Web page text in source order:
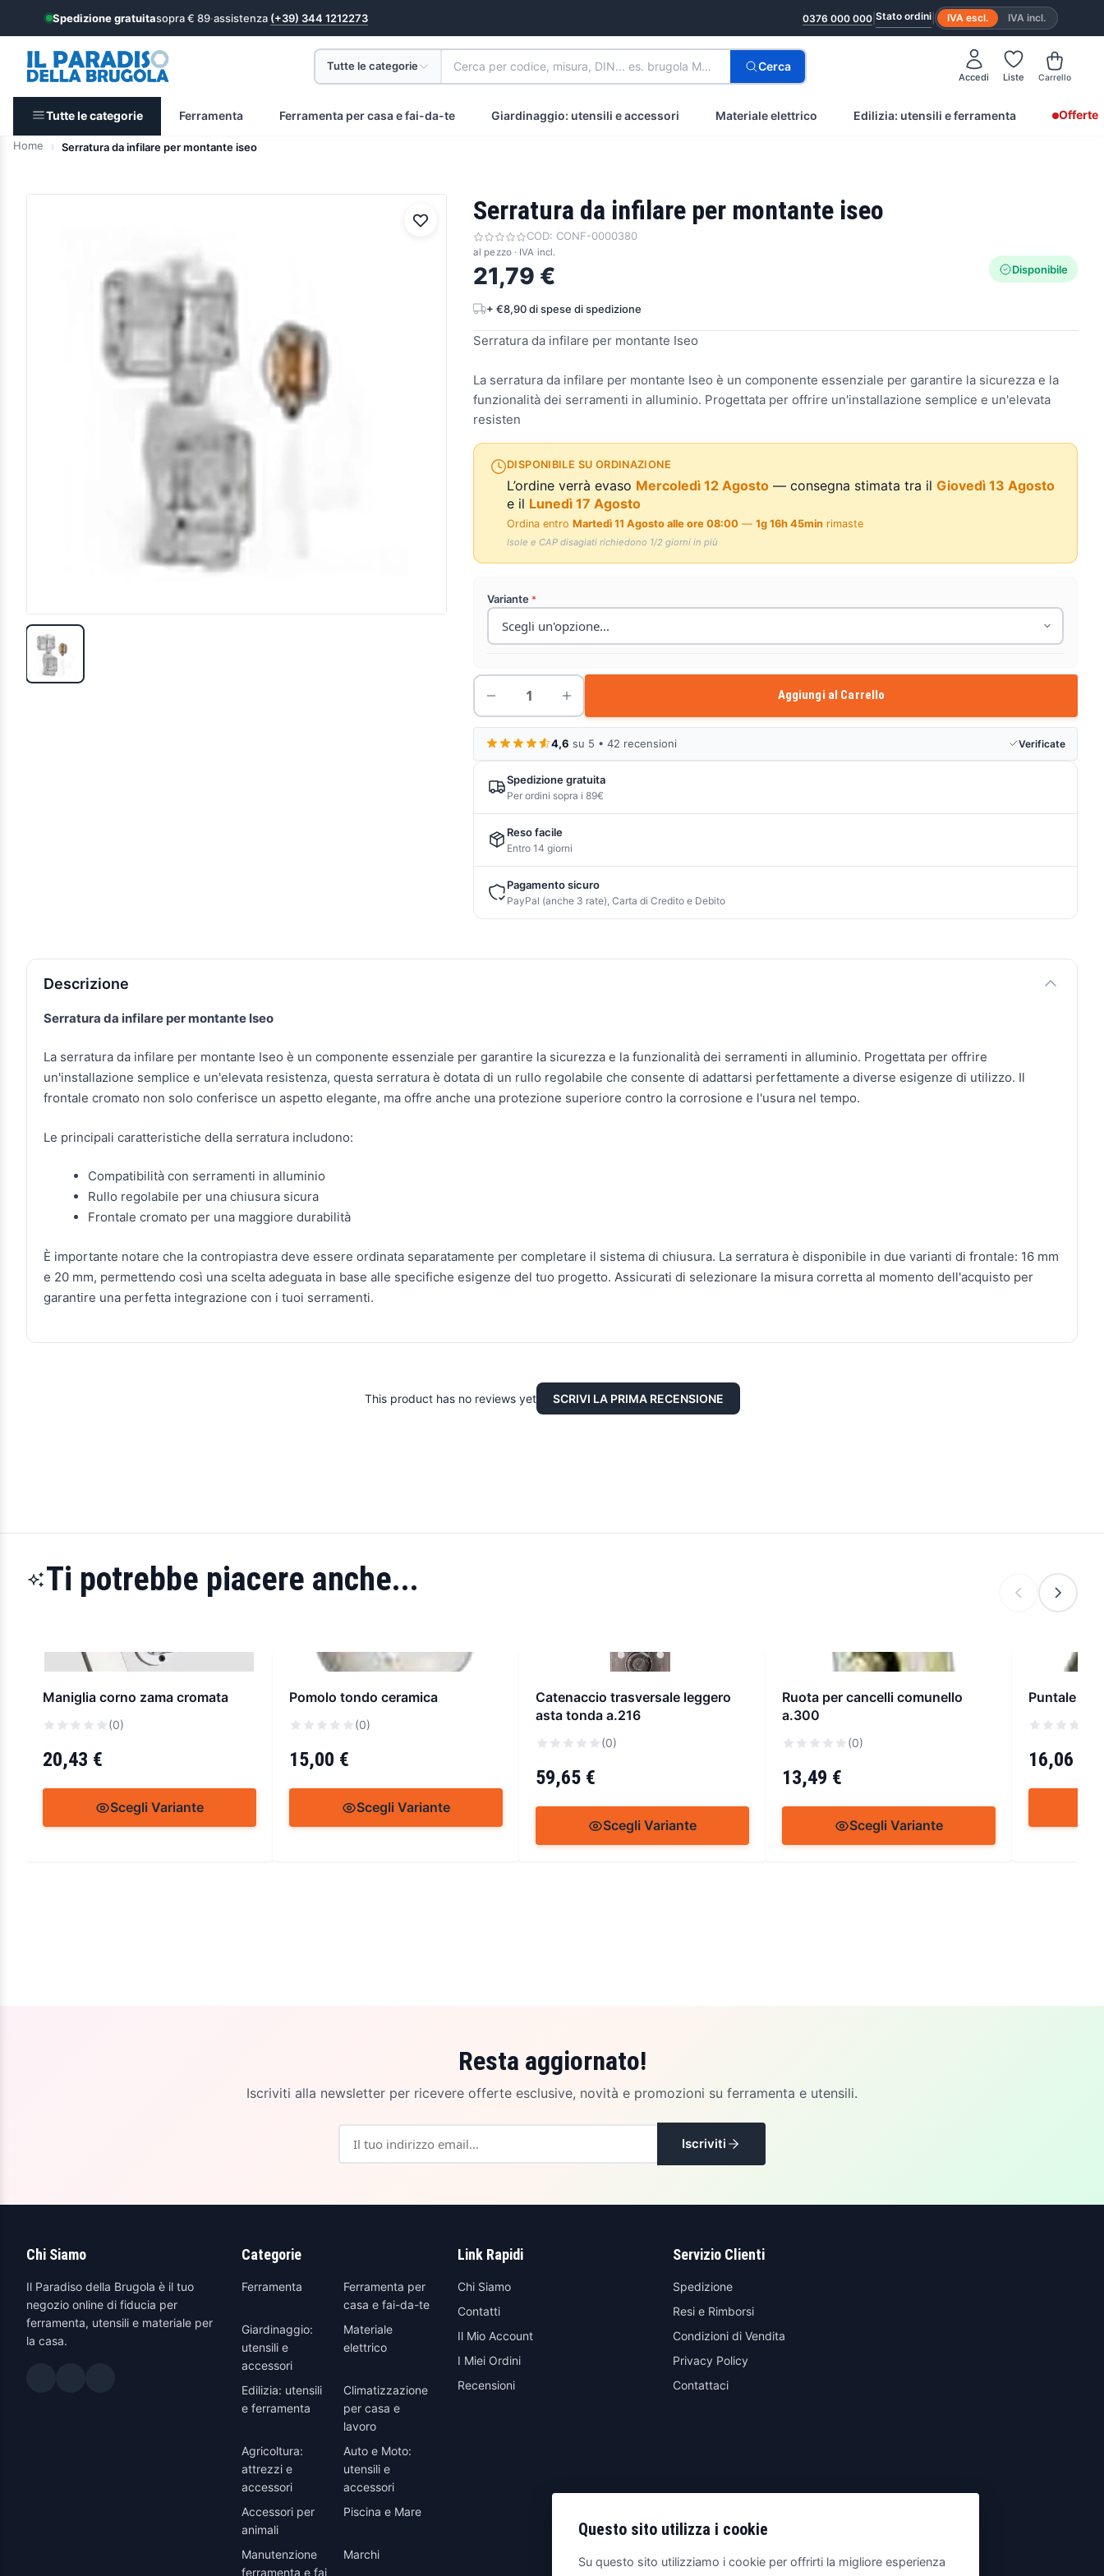
Spedizione gratuitasopra € 89·assistenza (+39) 344 1212273 0376 000 000 Stato ordini IVA escl. IVA incl.
Tutte le categorie Cerca per codice, misura, DIN... es. brugola M8 inox Cerca
Accedi Liste Carrello
Tutte le categorie Ferramenta Ferramenta per casa e fai-da-te Giardinaggio: utensili e accessori Materiale elettrico Edilizia: utensili e ferramenta Offerte
Home Serratura da infilare per montante iseo
Serratura da infilare per montante iseo
COD: CONF-0000380
al pezzo · IVA incl.
21,79 € Disponibile
+ €8,90 di spese di spedizione
Serratura da infilare per montante Iseo
La serratura da infilare per montante Iseo è un componente essenziale per garantire la sicurezza e la
funzionalità dei serramenti in alluminio. Progettata per offrire un'installazione semplice e un'elevata
resisten
DISPONIBILE SU ORDINAZIONE
L’ordine verrà evaso Mercoledì 12 Agosto — consegna stimata tra il Giovedì 13 Agosto
e il Lunedì 17 Agosto
Ordina entro Martedì 11 Agosto alle ore 08:00 — 1g 16h 45min rimaste
Isole e CAP disagiati richiedono 1/2 giorni in più
Variante
Aggiungi al Carrello
4,6 su 5 • 42 recensioni Verificate
Spedizione gratuita
Per ordini sopra i 89€
Reso facile
Entro 14 giorni
Pagamento sicuro
PayPal (anche 3 rate), Carta di Credito e Debito
Descrizione e caratteristiche
Descrizione
Serratura da infilare per montante Iseo
La serratura da infilare per montante Iseo è un componente essenziale per garantire la sicurezza e la funzionalità dei serramenti in alluminio. Progettata per offrire
un'installazione semplice e un'elevata resistenza, questa serratura è dotata di un rullo regolabile che consente di adattarsi perfettamente a diverse esigenze di utilizzo. Il
frontale cromato non solo conferisce un aspetto elegante, ma offre anche una protezione superiore contro la corrosione e l'usura nel tempo.
Le principali caratteristiche della serratura includono:
Compatibilità con serramenti in alluminio
Rullo regolabile per una chiusura sicura
Frontale cromato per una maggiore durabilità
È importante notare che la contropiastra deve essere ordinata separatamente per completare il sistema di chiusura. La serratura è disponibile in due varianti di frontale: 16 mm
e 20 mm, permettendo così una scelta adeguata in base alle specifiche esigenze del tuo progetto. Assicurati di selezionare la misura corretta al momento dell'acquisto per
garantire una perfetta integrazione con i tuoi serramenti.
This product has no reviews yet SCRIVI LA PRIMA RECENSIONE
Ti potrebbe piacere anche...
Maniglia corno zama cromata
(0)
20,43 €
Scegli Variante
Pomolo tondo ceramica
(0)
15,00 €
Scegli Variante
Catenaccio trasversale leggero
asta tonda a.216
(0)
59,65 €
Scegli Variante
Ruota per cancelli comunello
a.300
(0)
13,49 €
Scegli Variante
Puntale
16,06 €
Resta aggiornato!
Iscriviti alla newsletter per ricevere offerte esclusive, novità e promozioni su ferramenta e utensili.
Iscriviti
Chi Siamo
Il Paradiso della Brugola è il tuo
negozio online di fiducia per
ferramenta, utensili e materiale per
la casa.
Categorie
Ferramenta
Ferramenta per
casa e fai-da-te
Giardinaggio:
utensili e
accessori
Materiale
elettrico
Edilizia: utensili
e ferramenta
Climatizzazione
per casa e
lavoro
Agricoltura:
attrezzi e
accessori
Auto e Moto:
utensili e
accessori
Accessori per
animali
Piscina e Mare
Manutenzione
ferramenta e fai
Marchi
Link Rapidi
Chi Siamo
Contatti
Il Mio Account
I Miei Ordini
Recensioni
Servizio Clienti
Spedizione
Resi e Rimborsi
Condizioni di Vendita
Privacy Policy
Contattaci
Questo sito utilizza i cookie
Su questo sito utilizziamo i cookie per offrirti la migliore esperienza